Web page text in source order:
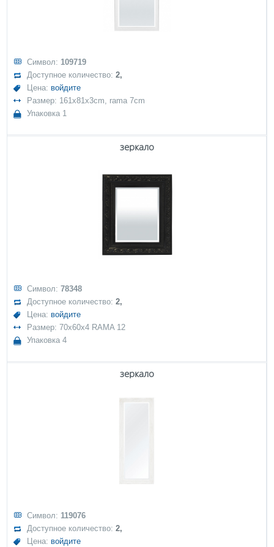
Символ: 109719
Доступное количество:2,
Цена: войдите
Размер: 161x81x3cm, rama 7cm
Упаковка 1
зеркало
Символ:78348
Доступное количество:2,
Цена: войдите
Размер: 70x60x4 RAMA 12
Упаковка 4
зеркало
Символ: 119076
Доступное количество:2,
Цена: войдите